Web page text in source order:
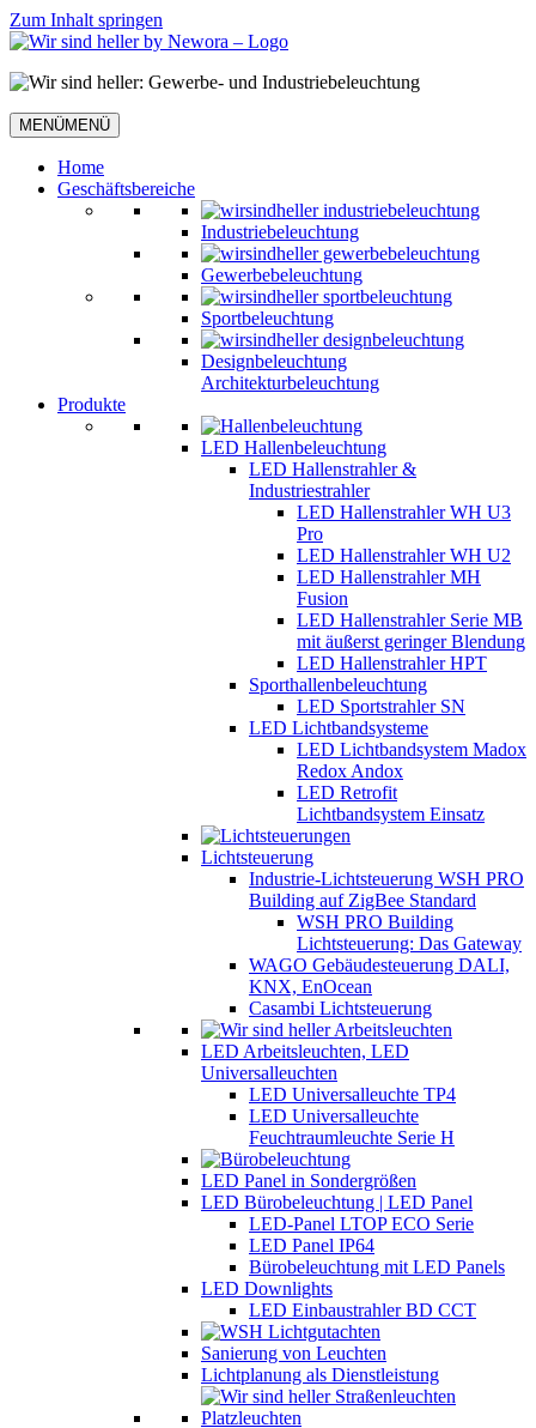
Zum Inhalt springen
MENÜMENÜ
Home
Geschäftsbereiche
Industriebeleuchtung
Gewerbebeleuchtung
Sportbeleuchtung
Designbeleuchtung
Architekturbeleuchtung
Produkte
LED Hallenbeleuchtung
LED Hallenstrahler &
Industriestrahler
LED Hallenstrahler WH U3
Pro
LED Hallenstrahler WH U2
LED Hallenstrahler MH
Fusion
LED Hallenstrahler Serie MB
mit äußerst geringer Blendung
LED Hallenstrahler HPT
Sporthallenbeleuchtung
LED Sportstrahler SN
LED Lichtbandsysteme
LED Lichtbandsystem Madox
Redox Andox
LED Retrofit
Lichtbandsystem Einsatz
Lichtsteuerung
Industrie-Lichtsteuerung WSH PRO
Building auf ZigBee Standard
WSH PRO Building
Lichtsteuerung: Das Gateway
WAGO Gebäudesteuerung DALI,
KNX, EnOcean
Casambi Lichtsteuerung
LED Arbeitsleuchten, LED
Universalleuchten
LED Universalleuchte TP4
LED Universalleuchte
Feuchtraumleuchte Serie H
LED Panel in Sondergrößen
LED Bürobeleuchtung | LED Panel
LED-Panel LTOP ECO Serie
LED Panel IP64
Bürobeleuchtung mit LED Panels
LED Downlights
LED Einbaustrahler BD CCT
Sanierung von Leuchten
Lichtplanung als Dienstleistung